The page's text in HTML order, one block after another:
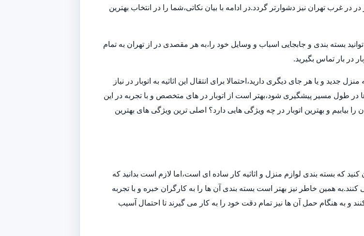
تهران نیز دشوارتر گردد.در ادامه با بیان نکاتی،شما را در انتخاب بهترین
بسته بندی و جابجایی اسباب و وسایل خود را،به هر مقصدی در از تهران به تمام
در بار تماس بگیرید.
و یا هر جای دیگری دارید،احتمالا برای انتقال این اثاثیه به اتوبار در نیاز
در طول مسیر پیشگیری شود،بهتر است از اتوبار در های متخصص و با تجربه در این
بیابیم و بهترین اتوبار در چه ویژگی هایی دارد؟ اصلی ترین ویژگی های بهترین
که بسته بندی لوازم منزل و اثاثیه کار ساده ای است،اما لازم است بدانید که
همین خاطر نیز بهتر است بسته بندی آن ها را به کارگران خبره و با تجربه
و به هنگام حمل آن ها نیز تمام دقت خود را به کار می گیرند تا احتمال آسیب